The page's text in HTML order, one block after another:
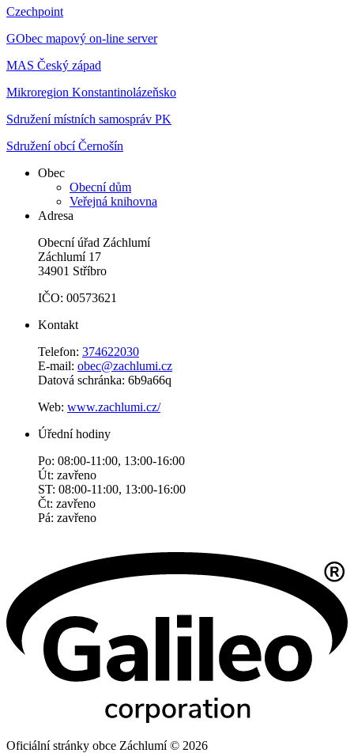
Czechpoint
GObec mapový on-line server
MAS Český západ
Mikroregion Konstantinolázeňsko
Sdružení místních samospráv PK
Sdružení obcí Černošín
Obec
Obecní dům
Veřejná knihovna
Adresa
Obecní úřad Záchlumí
Záchlumí 17
34901 Stříbro
IČO: 00573621
Kontakt
Telefon: 374622030
E-mail: obec@zachlumi.cz
Datová schránka: 6b9a66q
Web: www.zachlumi.cz/
Úřední hodiny
Po: 08:00-11:00, 13:00-16:00
Út: zavřeno
ST: 08:00-11:00, 13:00-16:00
Čt: zavřeno
Pá: zavřeno
Oficiální stránky obce Záchlumí © 2026